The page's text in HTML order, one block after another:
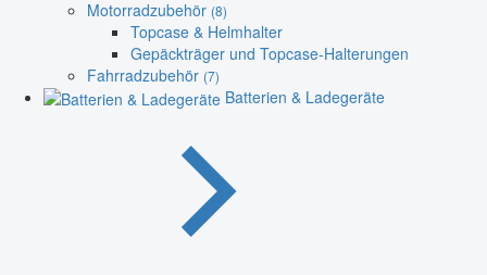
Motorradzubehör (8)
Topcase & Helmhalter
Gepäckträger und Topcase-Halterungen
Fahrradzubehör (7)
Batterien & Ladegeräte